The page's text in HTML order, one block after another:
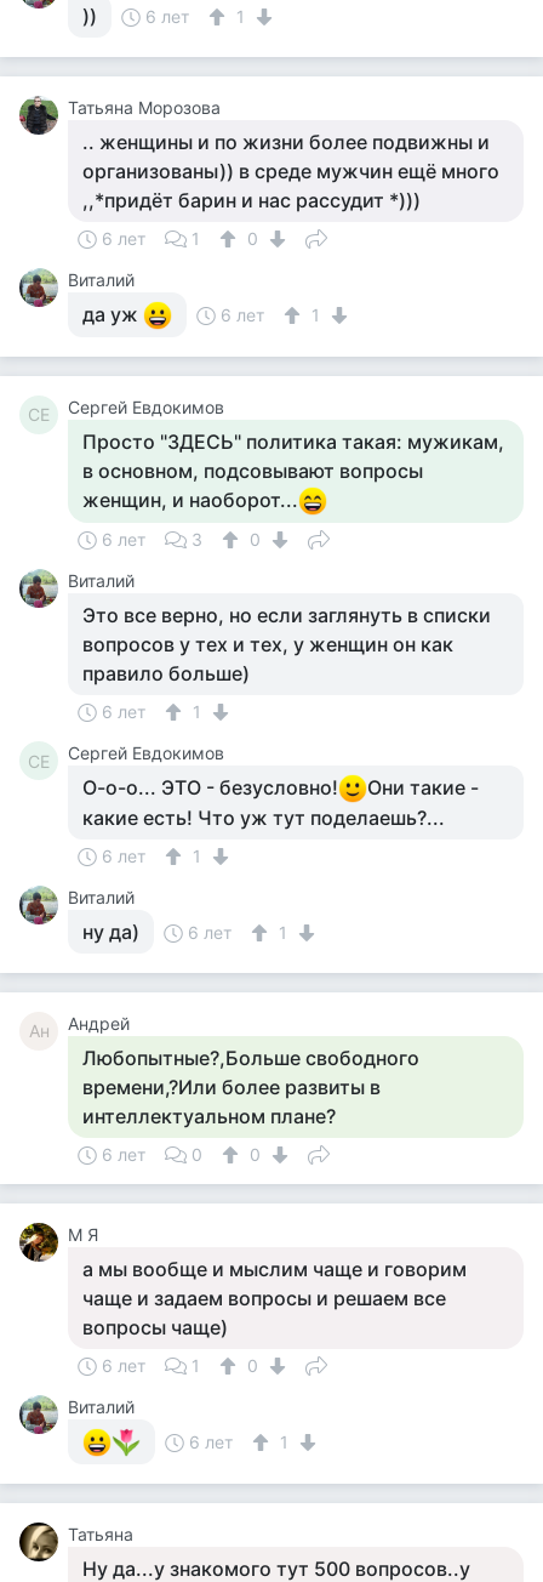
)) 6 лет 1
Татьяна Морозова
.. женщины и по жизни более подвижны и
организованы)) в среде мужчин ещё много
,,*придёт барин и нас рассудит *)))
6 лет 1
0
Виталий
да уж 6 лет 1
СЕ Сергей Евдокимов
Просто "ЗДЕСЬ" политика такая: мужикам,
в основном, подсовывают вопросы
женщин, и наоборот...
6 лет 3
0
Виталий
Это все верно, но если заглянуть в списки
вопросов у тех и тех, у женщин он как
правило больше)
6 лет 1
СЕ Сергей Евдокимов
О-о-о... ЭТО - безусловно!
Они такие -
какие есть! Что уж тут поделаешь?...
6 лет
1
Виталий
ну да) 6 лет 1
Ан Андрей
Любопытные?,Больше свободного
времени,?Или более развиты в
интеллектуальном плане?
6 лет 0 0
М Я
а мы вообще и мыслим чаще и говорим
чаще и задаем вопросы и решаем все
вопросы чаще)
6 лет 1
0
Виталий
6 лет
1
Татьяна
Ну да...у знакомого тут 500 вопросов..у